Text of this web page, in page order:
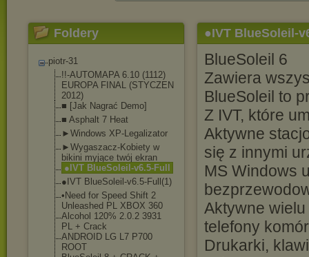
Foldery
piotr-31
!!-AUTOMAPA 6.10 (1112)
EUROPA FINAL (STYCZEN
2012)
■ [Jak Nagrać Demo]
■ Asphalt 7 Heat
►Windows XP-Legalizator
►Wygaszacz-Kobiety w
bikini myjące twój ekran
●IVT BlueSoleil-v6.5-Full
●IVT BlueSoleil-v6.5-Full(1)
•Need for Speed Shift 2
Unleashed PL XBOX 360
Alcohol 120% 2.0.2 3931
PL + Crack
ANDROID LG L7 P700
ROOT
●IVT BlueSoleil-
BlueSoleil 6
Zawiera
BlueSoleil to
Z IVT, które
Aktywne
się z innymi
MS Windows
Aktywne
telefony
Drukarki,